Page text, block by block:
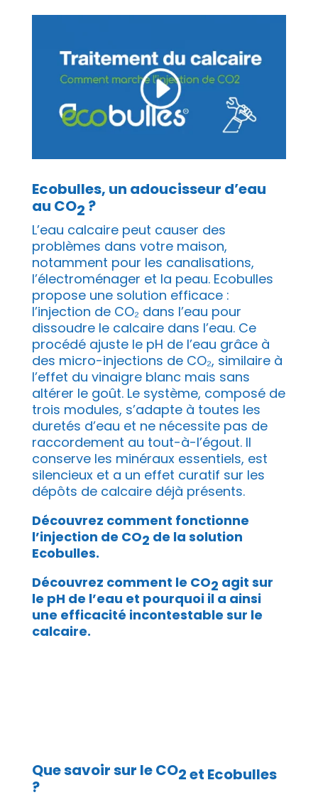
Ecobulles, un adoucisseur d’eau
au CO2 ?
L’eau calcaire peut causer des
problèmes dans votre maison,
notamment pour les canalisations,
l’électroménager et la peau. Ecobulles
propose une solution efficace :
l’injection de CO₂ dans l’eau pour
dissoudre le calcaire dans l’eau. Ce
procédé ajuste le pH de l’eau grâce à
des micro-injections de CO₂, similaire à
l’effet du vinaigre blanc mais sans
altérer le goût. Le système, composé de
trois modules, s’adapte à toutes les
duretés d’eau et ne nécessite pas de
raccordement au tout-à-l’égout. Il
conserve les minéraux essentiels, est
silencieux et a un effet curatif sur les
dépôts de calcaire déjà présents.
Découvrez comment fonctionne
l’injection de CO2 de la solution
Ecobulles.
Découvrez comment le CO2 agit sur
le pH de l’eau et pourquoi il a ainsi
une efficacité incontestable sur le
calcaire.
Que savoir sur le CO2 et Ecobulles
?